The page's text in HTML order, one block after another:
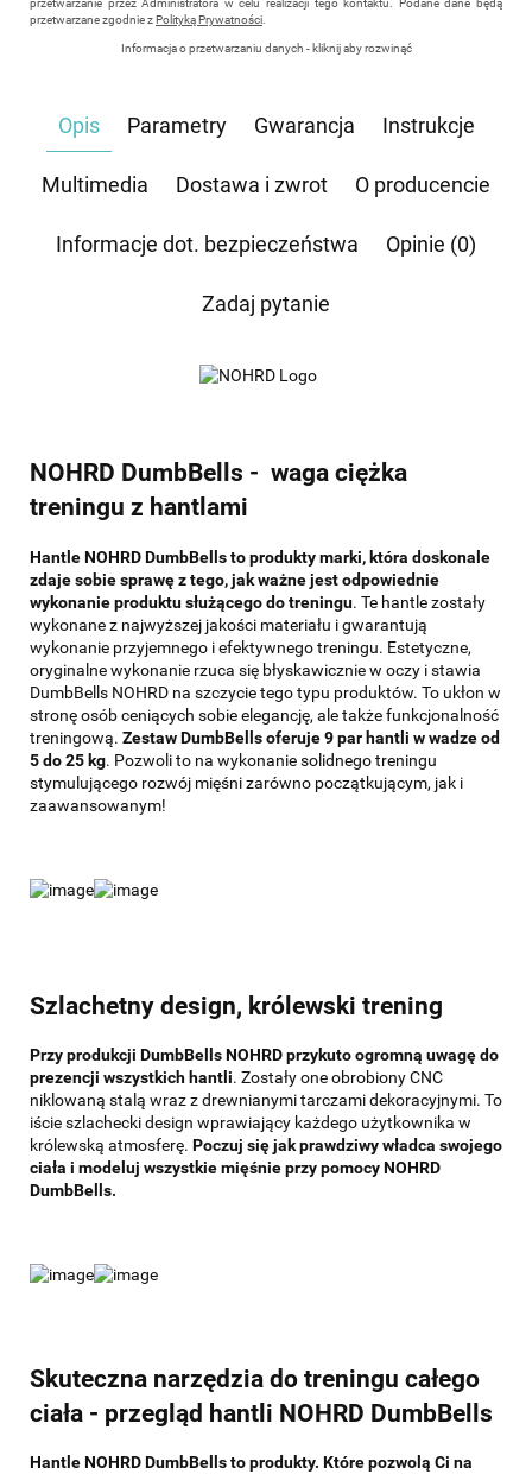
przetwarzanie przez Administratora w celu realizacji tego kontaktu. Podane dane będą
przetwarzane zgodnie zPolityką Prywatności
Informacja o przetwarzaniu danych - kliknij aby rozwinąć
odpowiedzi, może być w każdej chwili wycofana, kontaktując się z administratorem, np.
której dane dotyczą, przysługuje prawo dostępu do swoich danych, ich sprostowania,
żądania zaprzestania przetwarzania, usunięcia, ograniczenia przetwarzania, a także prawo
Opis Parametry Gwarancja Instrukcje
Multimedia Dostawa i zwrot O producencie
Informacje dot. bezpieczeństwa Opinie (0)
Zadaj pytanie
NOHRD DumbBells - waga ciężka
treningu z hantlami
Hantle NOHRD DumbBells to produkty marki, która doskonale
zdaje sobie sprawę z tego, jak ważne jest odpowiednie
wykonanie produktu służącego do treningu. Te hantle zostały
wykonane z najwyższej jakości materiału i gwarantują
wykonanie przyjemnego i efektywnego treningu. Estetyczne,
oryginalne wykonanie rzuca się błyskawicznie w oczy i stawia
DumbBells NOHRD na szczycie tego typu produktów. To ukłon w
stronę osób ceniących sobie elegancję, ale także funkcjonalność
treningową. Zestaw DumbBells oferuje 9 par hantli w wadze od
5 do 25 kg. Pozwoli to na wykonanie solidnego treningu
stymulującego rozwój mięśni zarówno początkującym, jak i
zaawansowanym!
Szlachetny design, królewski trening
Przy produkcji DumbBells NOHRD przykuto ogromną uwagę do
prezencji wszystkich hantli. Zostały one obrobiony CNC
niklowaną stalą wraz z drewnianymi tarczami dekoracyjnymi. To
iście szlachecki design wprawiający każdego użytkownika w
królewską atmosferę. Poczuj się jak prawdziwy władca swojego
ciała i modeluj wszystkie mięśnie przy pomocy NOHRD
DumbBells.
Skuteczna narzędzia do treningu całego
ciała - przegląd hantli NOHRD DumbBells
Hantle NOHRD DumbBells to produkty. Które pozwolą Ci na